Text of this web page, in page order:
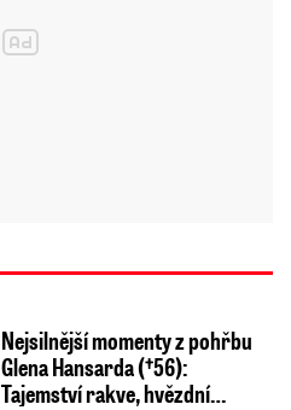
Nejsilnější momenty z pohřbu
Glena Hansarda (†56):
Tajemství rakve, hvězdní…